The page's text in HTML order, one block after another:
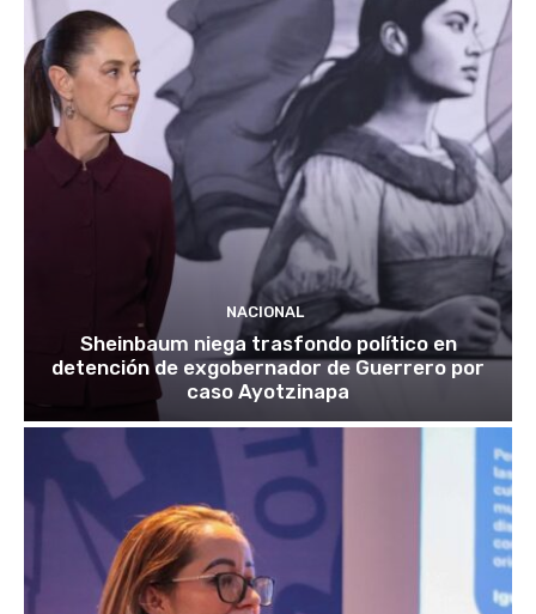
NACIONAL
Sheinbaum niega trasfondo político en
detención de exgobernador de Guerrero por
caso Ayotzinapa